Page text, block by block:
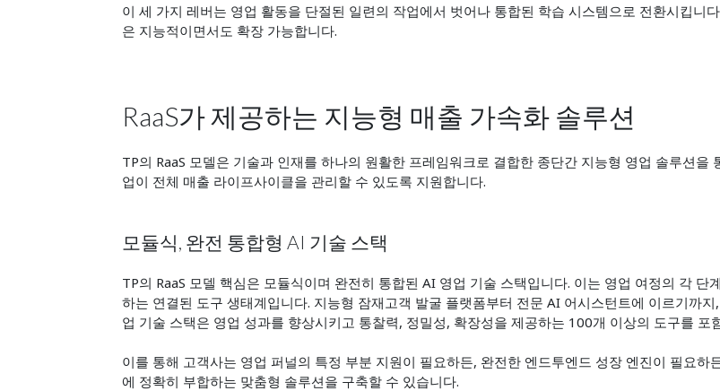
이 세 가지 레버는 영업 활동을 단절된 일련의 작업에서 벗어나 통합된 학습 시스템으로 전환시킵니
은 지능적이면서도 확장 가능합니다.
RaaS가 제공하는 지능형 매출 가속화 솔루션
TP의 RaaS 모델은 기술과 인재를 하나의 원활한 프레임워크로 결합한 종단간 지능형 영업 솔루션을
업이 전체 매출 라이프사이클을 관리할 수 있도록 지원합니다.
모듈식, 완전 통합형 AI 기술 스택
TP의 RaaS 모델 핵심은 모듈식이며 완전히 통합된 AI 영업 기술 스택입니다. 이는 영업 여정의 각 단
하는 연결된 도구 생태계입니다. 지능형 잠재고객 발굴 플랫폼부터 전문 AI 어시스턴트에 이르기까지
업 기술 스택은 영업 성과를 향상시키고 통찰력, 정밀성, 확장성을 제공하는 100개 이상의 도구를 포
이를 통해 고객사는 영업 퍼널의 특정 부분 지원이 필요하든, 완전한 엔드투엔드 성장 엔진이 필요하
에 정확히 부합하는 맞춤형 솔루션을 구축할 수 있습니다.